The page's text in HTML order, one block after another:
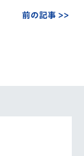
前の記事 >>